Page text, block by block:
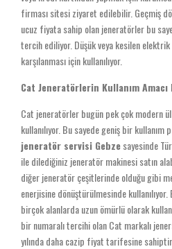
firması sitesi ziyaret edilebilir. Geçmiş
ucuz fiyata sahip olan jeneratörler bu
tercih ediliyor. Düşük veya kesilen
karşılanması için kullanılıyor.
Cat Jeneratörlerin Kullanım Amacı
Cat jeneratörler bugün pek çok modern
kullanılıyor. Bu sayede geniş bir kullanım
jeneratör servisi Gebzesayesinde
ile dilediğiniz jeneratör makinesi satın
diğer jeneratör çeşitlerinde olduğu gibi
enerjisine dönüştürülmesinde
birçok alanlarda uzun ömürlü olarak
bir numaralı tercihi olan Cat markalı
yılında daha cazip fiyat tarifesine sahiptir.